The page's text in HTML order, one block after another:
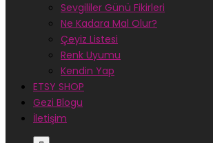
Sevgililer Günü Fikirleri
Ne Kadara Mal Olur?
Çeyiz Listesi
Renk Uyumu
Kendin Yap
ETSY SHOP
Gezi Blogu
İletişim